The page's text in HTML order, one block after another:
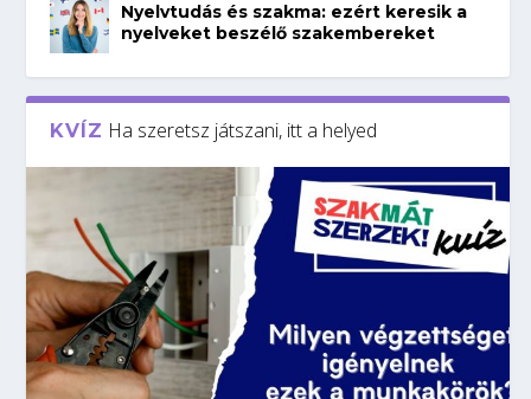
Nyelvtudás és szakma: ezért keresik a
nyelveket beszélő szakembereket
KVÍZ Ha szeretsz játszani, itt a helyed